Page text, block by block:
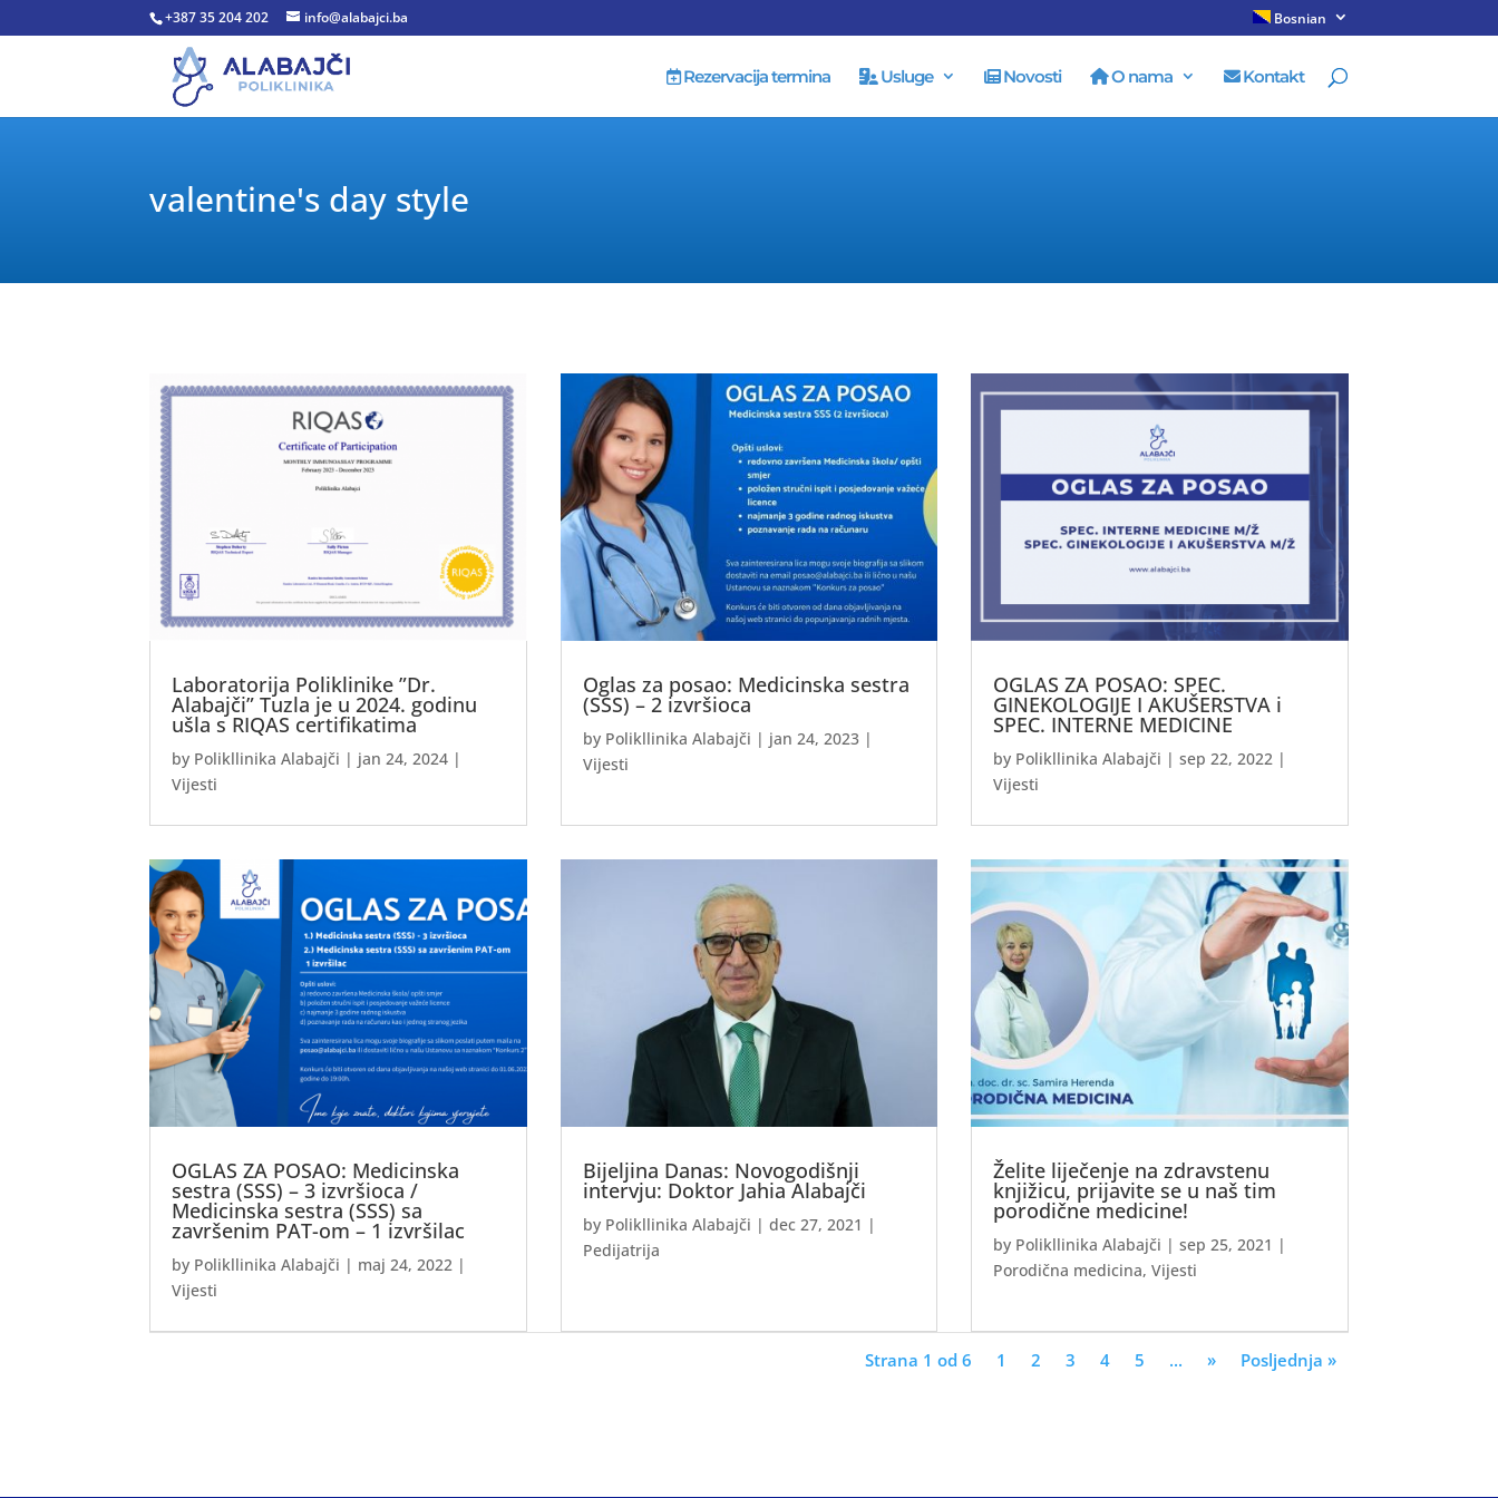
+387 35 204 202 info@alabajci.ba Bosnian
Rezervacija termina Usluge Novosti O nama Kontakt
valentine's day style
Laboratorija Poliklinike ”Dr.
Alabajči” Tuzla je u 2024. godinu
ušla s RIQAS certifikatima
by Polikllinika Alabajči | jan 24, 2024 |
Vijesti
Oglas za posao: Medicinska sestra
(SSS) – 2 izvršioca
by Polikllinika Alabajči | jan 24, 2023|
Vijesti
OGLAS ZA POSAO: SPEC.
GINEKOLOGIJE I AKUŠERSTVA i
SPEC. INTERNE MEDICINE
by Polikllinika Alabajči |sep 22, 2022 |
Vijesti
OGLAS ZA POSAO: Medicinska
sestra (SSS) – 3 izvršioca /
Medicinska sestra (SSS) sa
završenim PAT-om – 1 izvršilac
by Polikllinika Alabajči | maj 24, 2022 |
Vijesti
Bijeljina Danas: Novogodišnji
intervju: Doktor Jahia Alabajči
by Polikllinika Alabajči | dec 27, 2021 |
Pedijatrija
Želite liječenje na zdravstenu
knjižicu, prijavite se u naš tim
porodične medicine!
by Polikllinika Alabajči |sep 25, 2021 |
Porodična medicina,Vijesti
Strana 1 od 6 1 2 3 4 5 ... » Posljednja »